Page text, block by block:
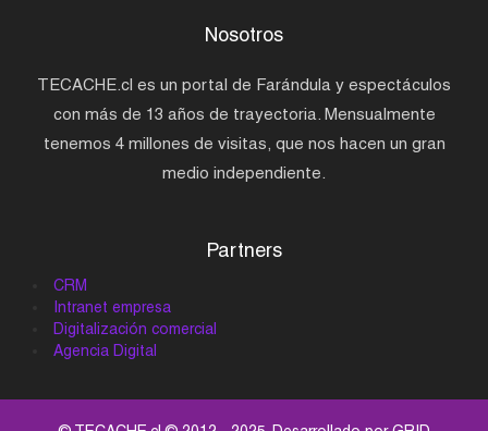
Nosotros
TECACHE.cl es un portal de Farándula y espectáculos
con más de 13 años de trayectoria. Mensualmente
tenemos 4 millones de visitas, que nos hacen un gran
medio independiente.
Partners
CRM
Intranet empresa
Digitalización comercial
Agencia Digital